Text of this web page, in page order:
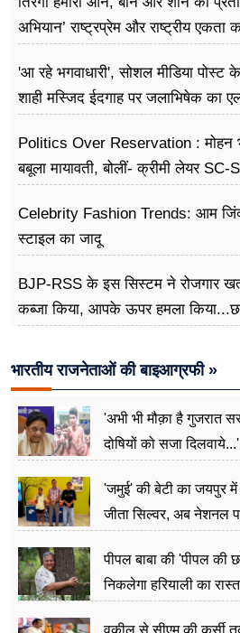
अभियान’ राष्ट्रप्रेम और राष्ट्रीय
'आ रहे भगवाधारी', सोशल मीडिया पोस्ट
शाही मस्जिद ईदगाह पर जलाभिषेक का
Politics Over Reservation : मोहन
बबूला मायावती, बोलीं- क्रीमी लेयर
Celebrity Fashion Trends: आम
स्टाइल का जादू
BJP-RSS के इस सिस्टम ने रोजगार खत्म
कब्जा किया, आपके ऊपर हमला
भारतीय राजनेताओं की बाइआग्रफी »
'अभी भी मौक़ा है गुजरात
दोषियों को सजा
'जमुई' की बेटी का जयपुर
जीता सिल्वर, अब नेशनल
पीपल बाबा की 'पीपल की
निकलेगा हरियाली का
वकील से सीएम की कुर्सी